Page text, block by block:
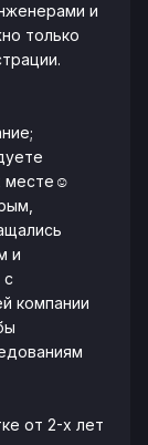
и
только
месте☺
и
компании
от 2-х лет